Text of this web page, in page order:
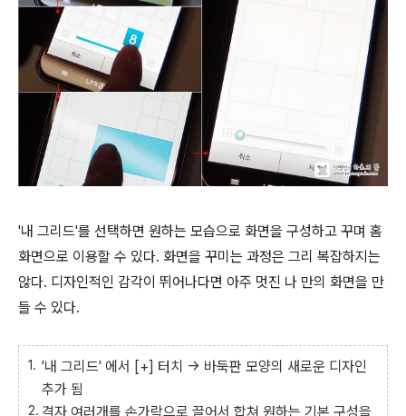
'내 그리드'를 선택하면 원하는 모습으로 화면을 구성하고 꾸며 홈
화면으로 이용할 수 있다. 화면을 꾸미는 과정은 그리 복잡하지는
않다. 디자인적인 감각이 뛰어나다면 아주 멋진 나 만의 화면을 만
들 수 있다.
'내 그리드' 에서 [+] 터치 -> 바둑판 모양의 새로운 디자인
추가 됨
격자 여러개를 손가락으로 끌어서 합쳐 원하는 기본 구성을